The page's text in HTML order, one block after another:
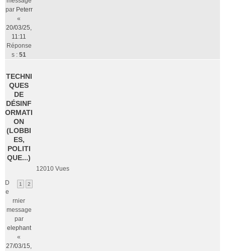
par Peterr
«
20/03/25,
11:11
Réponse
s : 51
TECHNI
QUES
DE
DÉSINF
ORMATI
ON
(LOBBI
ES,
POLITI
QUE...)
1 2
D
e
rnier
message
par
elephant
«
27/03/15,
12010 Vues